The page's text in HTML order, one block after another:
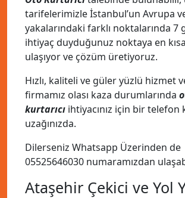
tarifelerimizle İstanbul’un Avrupa
yakalarındaki farklı noktalarında 7
ihtiyaç duyduğunuz noktaya en
ulaşıyor ve çözüm üretiyoruz.
Hızlı, kaliteli ve güler yüzlü hizmet
firmamız olası kaza durumlarında
kurtarıcı ihtiyacınız için bir telefon
uzağınızda.
Dilerseniz Whatsapp Üzerinden de
05525646030 numaramızdan
Ataşehir Çekici ve Yol